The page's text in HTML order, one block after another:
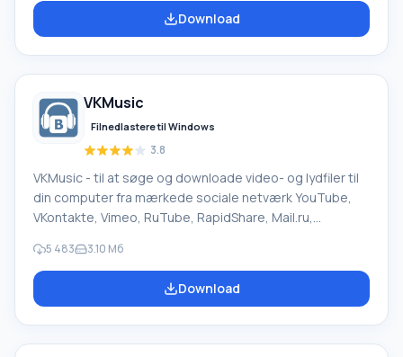
fildelingstjeneste. Programmet understøtter en betalt
downloadtilstand fra fildelingstjenester.
mulighed for at genoptage afbrudte forbindelser. Uden
problemer, fa
Download
VKMusic
Filnedlastere til Windows
3.8
VKMusic - til at søge og downloade video- og lydfiler til
din computer fra mærkede sociale netværk YouTube,
VKontakte, Vimeo, RuTube, RapidShare, Mail.ru,
understøttes på sider som smotri.com, intv.ru,
video.google.com, video.bigmir.net, a1tv.ru, tnt-tv.ru og
andre. Fordele: Yderligere søgning i en interaktiv
5 483 3.10 Мб
Download